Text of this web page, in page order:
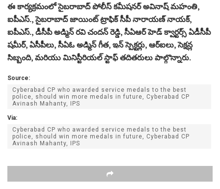
ఈ కార్యక్రమంలో సైబరాబాద్ పోలీస్ కమీషనర్ అవినాష్ మహంతి,
ఐపీఎస్., సైబరాబాద్ జాయింట్ ట్రాఫిక్ సీపీ నారాయణ్ నాయక్,
ఐపీఎస్., డీసీపీ అడ్మిన్ రవి చందన్ రెడ్డి, సీఏఆర్ హెడ్ క్వార్టర్స్ ఏడీసీపీ
షమీర్, ఏసీపీలు, సీఏఓ అడ్మిన్ గీత, ఇన్ స్పెక్టర్లు, ఆర్ఐలు, సెక్షన్ల
సిబ్బంది, మరియు మినిస్టీరియల్ స్టాఫ్ తదితరులు పాల్గొన్నారు.
Source:
Cyberabad CP who awarded service medals to the best
police, should win more medals in future, Cyberabad CP
Avinash Mahanty, IPS
Via:
Cyberabad CP who awarded service medals to the best
police, should win more medals in future, Cyberabad CP
Avinash Mahanty, IPS